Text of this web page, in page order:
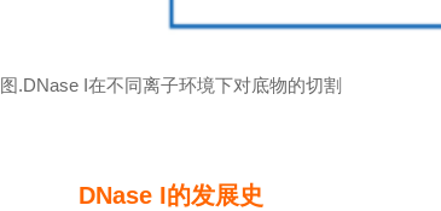
图.DNase I在不同离子环境下对底物的切割
DNase I的发展史